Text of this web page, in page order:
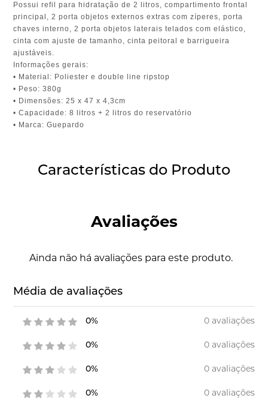
Possui refil para hidratação de 2 litros, compartimento frontal
principal, 2 porta objetos externos extras com zíperes, porta
chaves interno, 2 porta objetos laterais telados com elástico,
cinta com ajuste de tamanho, cinta peitoral e barrigueira
ajustáveis.
Informações gerais:
• Material: Poliester e double line ripstop
• Peso: 380g
• Dimensões: 25 x 47 x 4,3cm
• Capacidade: 8 litros + 2 litros do reservatório
• Marca: Guepardo
Características do Produto
Avaliações
Ainda não há avaliações para este produto.
Média de avaliações
0% 0 avaliações
0% 0 avaliações
0% 0 avaliações
0% 0 avaliações